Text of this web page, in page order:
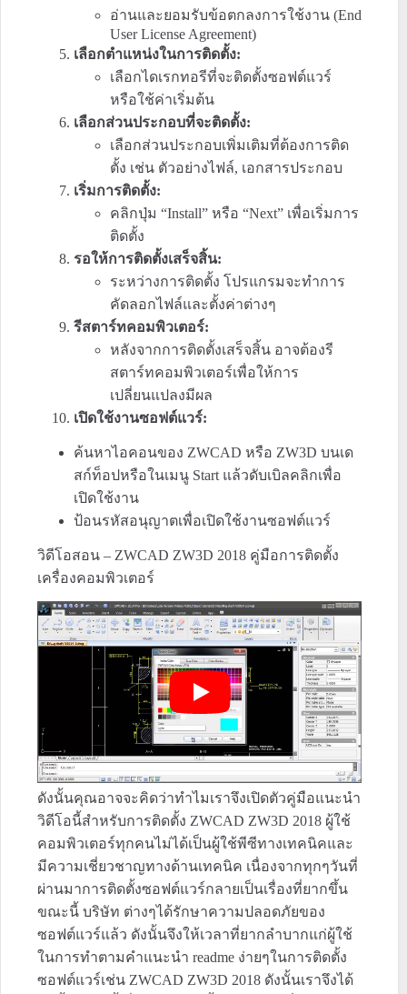
อ่านและยอมรับข้อตกลงการใช้งาน (End
User License Agreement)
เลือกตำแหน่งในการติดตั้ง:
เลือกไดเรกทอรีที่จะติดตั้งซอฟต์แวร์
หรือใช้ค่าเริ่มต้น
เลือกส่วนประกอบที่จะติดตั้ง:
เลือกส่วนประกอบเพิ่มเติมที่ต้องการติด
ตั้ง เช่น ตัวอย่างไฟล์, เอกสารประกอบ
เริ่มการติดตั้ง:
คลิกปุ่ม “Install” หรือ “Next” เพื่อเริ่มการ
ติดตั้ง
รอให้การติดตั้งเสร็จสิ้น:
ระหว่างการติดตั้ง โปรแกรมจะทำการ
คัดลอกไฟล์และตั้งค่าต่างๆ
รีสตาร์ทคอมพิวเตอร์:
หลังจากการติดตั้งเสร็จสิ้น อาจต้องรี
สตาร์ทคอมพิวเตอร์เพื่อให้การ
เปลี่ยนแปลงมีผล
เปิดใช้งานซอฟต์แวร์:
ค้นหาไอคอนของ ZWCAD หรือ ZW3D บนเด
สก์ท็อปหรือในเมนู Start แล้วดับเบิลคลิกเพื่อ
เปิดใช้งาน
ป้อนรหัสอนุญาตเพื่อเปิดใช้งานซอฟต์แวร์
วิดีโอสอน – ZWCAD ZW3D 2018 คู่มือการติดตั้ง
เครื่องคอมพิวเตอร์
ดังนั้นคุณอาจจะคิดว่าทำไมเราจึงเปิดตัวคู่มือแนะนำ
วิดีโอนี้สำหรับการติดตั้ง ZWCAD ZW3D 2018 ผู้ใช้
คอมพิวเตอร์ทุกคนไม่ได้เป็นผู้ใช้พีซีทางเทคนิคและ
มีความเชี่ยวชาญทางด้านเทคนิค เนื่องจากทุกๆวันที่
ผ่านมาการติดตั้งซอฟต์แวร์กลายเป็นเรื่องที่ยากขึ้น
ขณะนี้ บริษัท ต่างๆได้รักษาความปลอดภัยของ
ซอฟต์แวร์แล้ว ดังนั้นจึงให้เวลาที่ยากลำบากแก่ผู้ใช้
ในการทำตามคำแนะนำ readme ง่ายๆในการติดตั้ง
ซอฟต์แวร์เช่น ZWCAD ZW3D 2018 ดังนั้นเราจึงได้